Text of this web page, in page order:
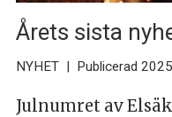
Årets sista
NYHET | Publicerad
Julnumret av